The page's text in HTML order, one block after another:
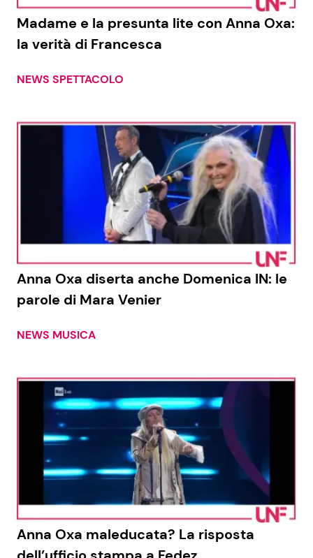
Madame e la presunta lite con Anna Oxa:
la verità di Francesca
NEWS SPETTACOLO
Anna Oxa diserta anche Domenica IN: le
parole di Mara Venier
NEWS MUSICA
Anna Oxa maleducata? La risposta